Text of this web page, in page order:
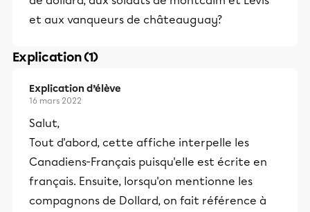
et aux vanqueurs de châteauguay?
Explication (1)
Explication d’élève
16 mars 2022
Salut,
Tout d'abord, cette affiche interpelle les
Canadiens-Français puisqu'elle est écrite en
français. Ensuite, lorsqu'on mentionne les
compagnons de Dollard, on fait référence à